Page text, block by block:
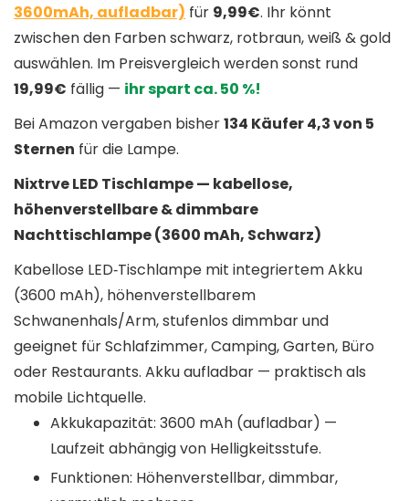
3600mAh, aufladbar) für 9,99€. Ihr könnt
zwischen den Farben schwarz, rotbraun, weiß & gold
auswählen. Im Preisvergleich werden sonst rund
19,99€ fällig — ihr spart ca. 50 %!
Bei Amazon vergaben bisher134 Käufer 4,3 von 5
Sternen für die Lampe.
Nixtrve LED Tischlampe — kabellose,
höhenverstellbare & dimmbare
Nachttischlampe (3600 mAh, Schwarz)
Kabellose LED‑Tischlampe mit integriertem Akku
(3600 mAh), höhenverstellbarem
Schwanenhals/Arm, stufenlos dimmbar und
geeignet für Schlafzimmer, Camping, Garten, Büro
oder Restaurants. Akku aufladbar — praktisch als
mobile Lichtquelle.
Akkukapazität: 3600 mAh (aufladbar) —
Laufzeit abhängig von Helligkeitsstufe.
Funktionen: Höhenverstellbar, dimmbar,